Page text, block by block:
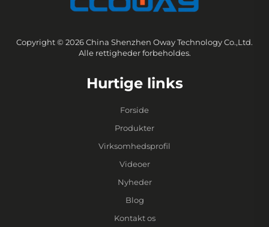
Copyright © 2026 China Shenzhen Oway Technology Co.,Ltd.
Alle rettigheder forbeholdes.
Hurtige links
Forside
Produkter
Virksomhedsprofil
Videoer
Nyheder
Blog
Kontakt os